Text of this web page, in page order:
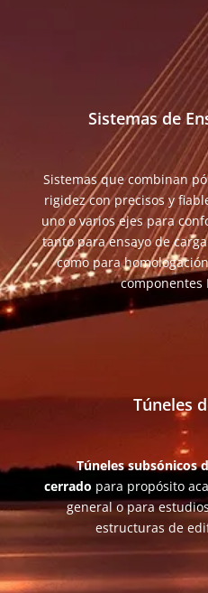
Sistemas de
Sistemas que combinan
rigidez con precisos y
uno o varios ejes para
tanto para ensayo de
como para
componentes
Túneles
Túneles subsónicos
cerrado para propósito
general o para
estructuras de